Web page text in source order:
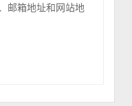
邮箱地址和网站地